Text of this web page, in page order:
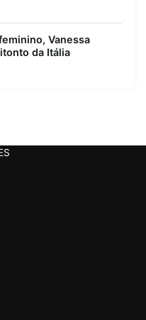
Vanessa
da Itália